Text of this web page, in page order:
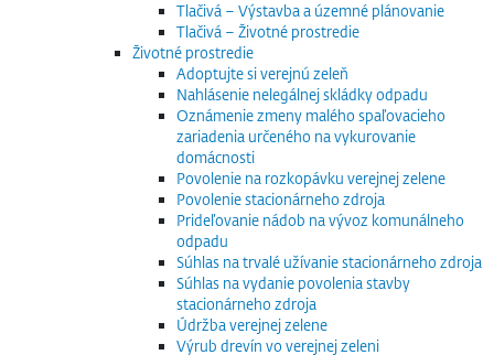
Tlačivá – Výstavba a územné plánovanie
Tlačivá – Životné prostredie
Životné prostredie
Adoptujte si verejnú zeleň
Nahlásenie nelegálnej skládky odpadu
Oznámenie zmeny malého spaľovacieho
zariadenia určeného na vykurovanie
domácnosti
Povolenie na rozkopávku verejnej zelene
Povolenie stacionárneho zdroja
Prideľovanie nádob na vývoz komunálneho
odpadu
Súhlas na trvalé užívanie stacionárneho zdroja
Súhlas na vydanie povolenia stavby
stacionárneho zdroja
Údržba verejnej zelene
Výrub drevín vo verejnej zeleni